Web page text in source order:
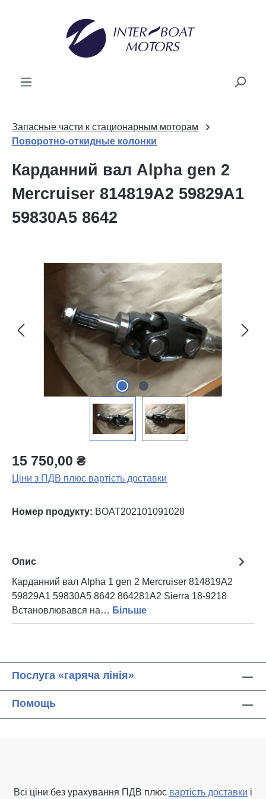
Запасные части к стационарным моторам
Поворотно-откидные колонки
Карданний вал Alpha gen 2
Mercruiser 814819A2 59829A1
59830A5 8642
Пропустити галерею зображень
15 750,00 ₴
Ціни з ПДВ плюс вартість доставки
Номер продукту: BOAT202101091028
Опис
Карданний вал Alpha 1 gen 2 Mercruiser 814819A2
59829A1 59830A5 8642 864281A2 Sierra 18-9218
Встановлювався на… Більше
Послуга «гаряча лінія»
Помощь
Всі ціни без урахування ПДВ плюс вартість доставки і